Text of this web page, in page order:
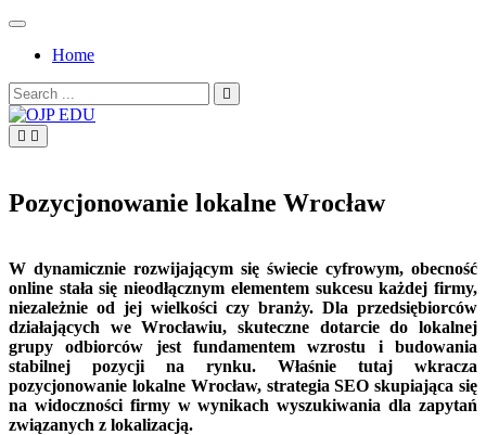
Skip
contentHome
Search
for:
Pozycjonowanie lokalne Wrocław
W dynamicznie rozwijającym się świecie cyfrowym, obecność
online stała się nieodłącznym elementem sukcesu każdej firmy,
niezależnie od jej wielkości czy branży. Dla przedsiębiorców
działających we Wrocławiu, skuteczne dotarcie do lokalnej
grupy odbiorców jest fundamentem wzrostu i budowania
stabilnej pozycji na rynku. Właśnie tutaj wkracza
pozycjonowanie lokalne Wrocław, strategia SEO skupiająca się
na widoczności firmy w wynikach wyszukiwania dla zapytań
związanych z lokalizacją.